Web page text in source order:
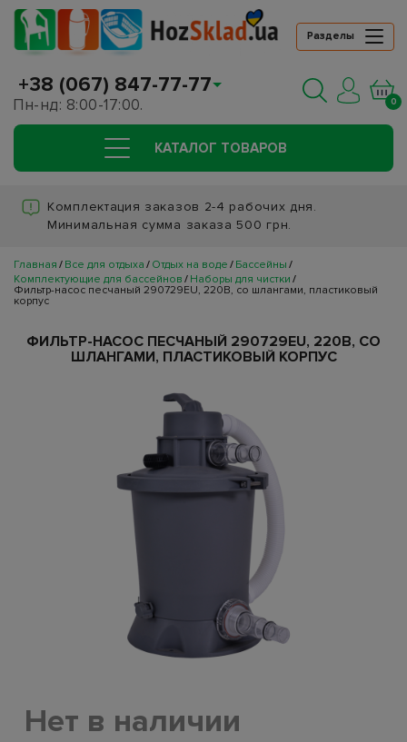
Разделы
+38 (067) 847-77-77
Пн-нд: 8:00-17:00. 0
КАТАЛОГ ТОВАРОВ
Комплектация заказов 2-4 рабочих дня.
Минимальная сумма заказа 500 грн.
Главная Все для отдыха Отдых на воде
Бассейны
Комплектующие для бассейнов
Наборы для чистки
Фильтр-насос песчаный 290729EU, 220В, со шлангами, пластиковый
корпус
ФИЛЬТР-НАСОС ПЕСЧАНЫЙ 290729EU, 220В, СО
ШЛАНГАМИ, ПЛАСТИКОВЫЙ КОРПУС
Нет в наличии